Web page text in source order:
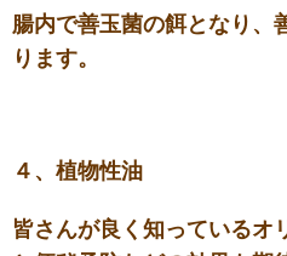
腸内で善玉菌の餌となり、
ります。
４、植物性油
皆さんが良く知っているオ